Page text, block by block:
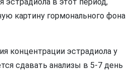
картину гормонального фона
концентрации эстрадиола у
сдавать анализы в 5-7 день